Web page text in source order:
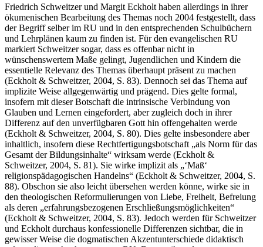
Friedrich Schweitzer und Margit Eckholt haben allerdings in ihrer
ökumenischen Bearbeitung des Themas noch 2004 festgestellt, dass
der Begriff selber im RU und in den entsprechenden Schulbüchern
und Lehrplänen kaum zu finden ist. Für den evangelischen RU
markiert Schweitzer sogar, dass es offenbar nicht in
wünschenswertem Maße gelingt, Jugendlichen und Kindern die
essentielle Relevanz des Themas überhaupt präsent zu machen
(Eckholt & Schweitzer, 2004, S. 83). Dennoch sei das Thema auf
implizite Weise allgegenwärtig und prägend. Dies gelte formal,
insofern mit dieser Botschaft die intrinsische Verbindung von
Glauben und Lernen eingefordert, aber zugleich doch in ihrer
Differenz auf den unverfügbaren Gott hin offengehalten werde
(Eckholt & Schweitzer, 2004, S. 80). Dies gelte insbesondere aber
inhaltlich, insofern diese Rechtfertigungsbotschaft „als Norm für das
Gesamt der Bildungsinhalte“ wirksam werde (Eckholt &
Schweitzer, 2004, S. 81). Sie wirke implizit als „‘Maß‘
religionspädagogischen Handelns“ (Eckholt & Schweitzer, 2004, S.
88). Obschon sie also leicht übersehen werden könne, wirke sie in
den theologischen Reformulierungen von Liebe, Freiheit, Befreiung
als deren „erfahrungsbezogenen Erschließungsmöglichkeiten“
(Eckholt & Schweitzer, 2004, S. 83). Jedoch werden für Schweitzer
und Eckholt durchaus konfessionelle Differenzen sichtbar, die in
gewisser Weise die dogmatischen Akzentunterschiede didaktisch